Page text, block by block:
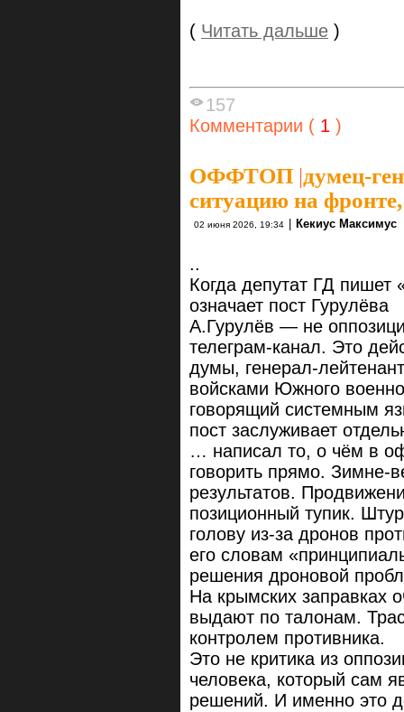
( Читать дальше )
157
Комментарии ( 1 )
ОФФТОП |думец-
ситуацию на
02 июня 2026, 19:34 Кекиус Максимус
..
Когда депутат ГД пишет
означает пост Гурулёва
А.Гурулёв — не
телеграм-канал. Это
думы, генерал-
войсками Южного
говорящий системным
пост заслуживает
… написал то, о чём в
говорить прямо. Зимне-
результатов.
позиционный тупик.
голову из-за дронов
его словам
решения дроновой
На крымских заправках
выдают по талонам.
контролем противника.
Это не критика из
человека, который сам
решений. И именно это